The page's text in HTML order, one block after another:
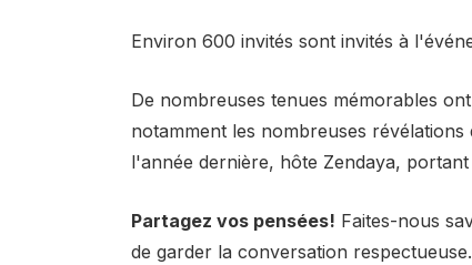
Environ 600 invités sont invités à
De nombreuses tenues mémorables
notamment les nombreuses révélations
l'année dernière, hôte Zendaya,
Partagez vos pensées! Faites-nous
de garder la conversation respectueuse.